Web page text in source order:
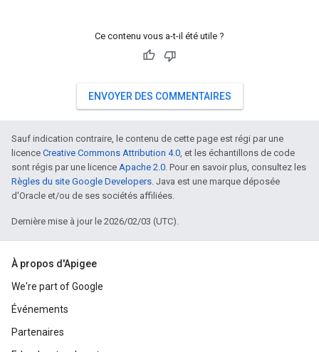
Ce contenu vous a-t-il été utile ?
ENVOYER DES COMMENTAIRES
Sauf indication contraire, le contenu de cette page est régi par une
licence Creative Commons Attribution 4.0, et les échantillons de code
sont régis par une licence Apache 2.0. Pour en savoir plus, consultez les
Règles du site Google Developers. Java est une marque déposée
d'Oracle et/ou de ses sociétés affiliées.
Dernière mise à jour le 2026/02/03 (UTC).
À propos d'Apigee
We're part of Google
Événements
Partenaires